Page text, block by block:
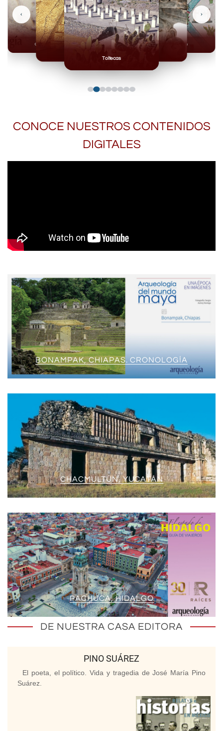
Toltecas
Mexicas
Olmecas
‹ ›
CONOCE NUESTROS CONTENIDOS
DIGITALES
BONAMPAK, CHIAPAS. CRONOLOGÍA
CHACMULTÚN, YUCATÁN
PACHUCA, HIDALGO
DE NUESTRA CASA EDITORA
PINO SUÁREZ
El poeta, el político. Vida y tragedia de José María Pino
Suárez.